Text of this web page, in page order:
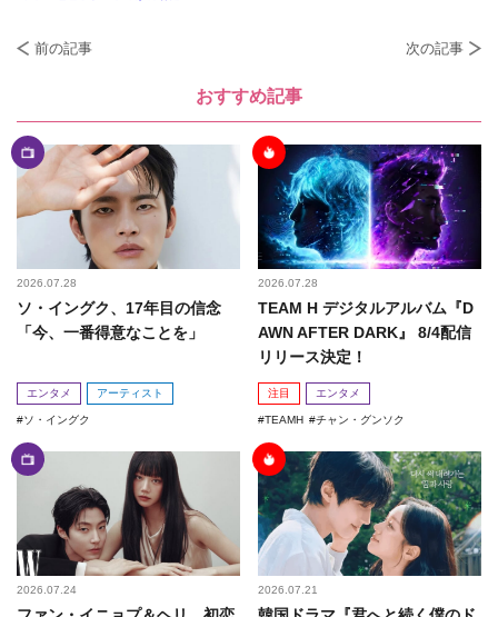
前の記事 次の記事
おすすめ記事
2026.07.28
ソ・イングク、17年目の信念
「今、一番得意なことを」
エンタメ アーティスト
ソ・イングク
2026.07.28
TEAM H デジタルアルバム『D
AWN AFTER DARK』 8/4配信
リリース決定！
注目 エンタメ
TEAMH チャン・グンソク
2026.07.24 2026.07.21